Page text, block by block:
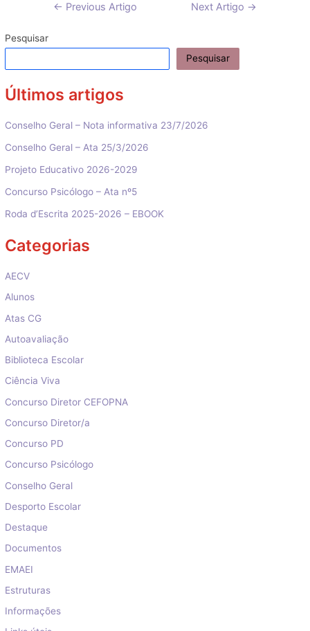
Navegação
artigos
← Previous Artigo Next Artigo →
Pesquisar
Pesquisar
Últimos artigos
Conselho Geral – Nota informativa 23/7/2026
Conselho Geral – Ata 25/3/2026
Projeto Educativo 2026-2029
Concurso Psicólogo – Ata nº5
Roda d’Escrita 2025-2026 – EBOOK
Categorias
AECV
Alunos
Atas CG
Autoavaliação
Biblioteca Escolar
Ciência Viva
Concurso Diretor CEFOPNA
Concurso Diretor/a
Concurso PD
Concurso Psicólogo
Conselho Geral
Desporto Escolar
Destaque
Documentos
EMAEI
Estruturas
Informações